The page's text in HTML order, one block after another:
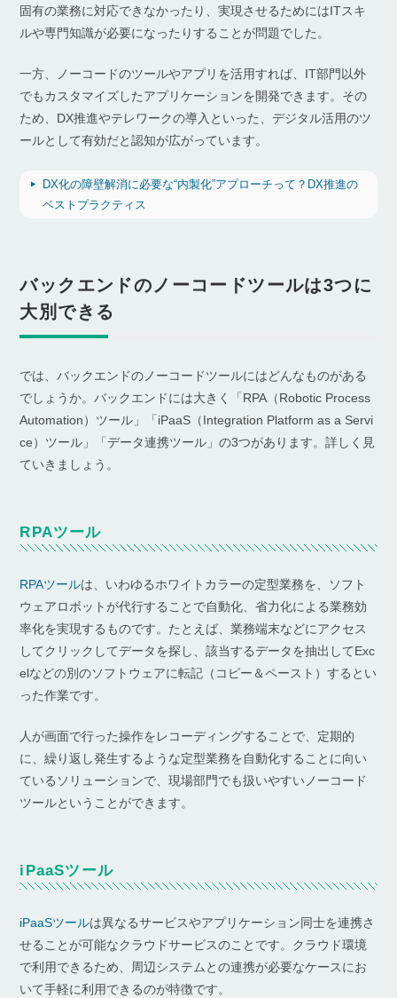
固有の業務に対応できなかったり、実現させるためにはITスキ
ルや専門知識が必要になったりすることが問題でした。
一方、ノーコードのツールやアプリを活用すれば、IT部門以外
でもカスタマイズしたアプリケーションを開発できます。その
ため、DX推進やテレワークの導入といった、デジタル活用のツ
ールとして有効だと認知が広がっています。
DX化の障壁解消に必要な“内製化”アプローチって？DX推進の
ベストプラクティス
バックエンドのノーコードツールは3つに
大別できる
では、バックエンドのノーコードツールにはどんなものがある
でしょうか。バックエンドには大きく「RPA（Robotic Process
Automation）ツール」「iPaaS（Integration Platform as a Servi
ce）ツール」「データ連携ツール」の3つがあります。詳しく見
ていきましょう。
RPAツール
RPAツールは、いわゆるホワイトカラーの定型業務を、ソフト
ウェアロボットが代行することで自動化、省力化による業務効
率化を実現するものです。たとえば、業務端末などにアクセス
してクリックしてデータを探し、該当するデータを抽出してExc
elなどの別のソフトウェアに転記（コピー＆ペースト）するとい
った作業です。
人が画面で行った操作をレコーディングすることで、定期的
に、繰り返し発生するような定型業務を自動化することに向い
ているソリューションで、現場部門でも扱いやすいノーコード
ツールということができます。
iPaaSツール
iPaaSツールは異なるサービスやアプリケーション同士を連携さ
せることが可能なクラウドサービスのことです。クラウド環境
で利用できるため、周辺システムとの連携が必要なケースにお
いて手軽に利用できるのが特徴です。